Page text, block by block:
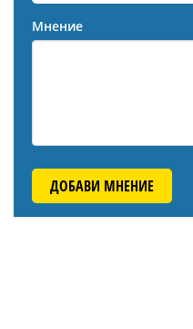
Мнение
ДОБАВИ МНЕНИЕ